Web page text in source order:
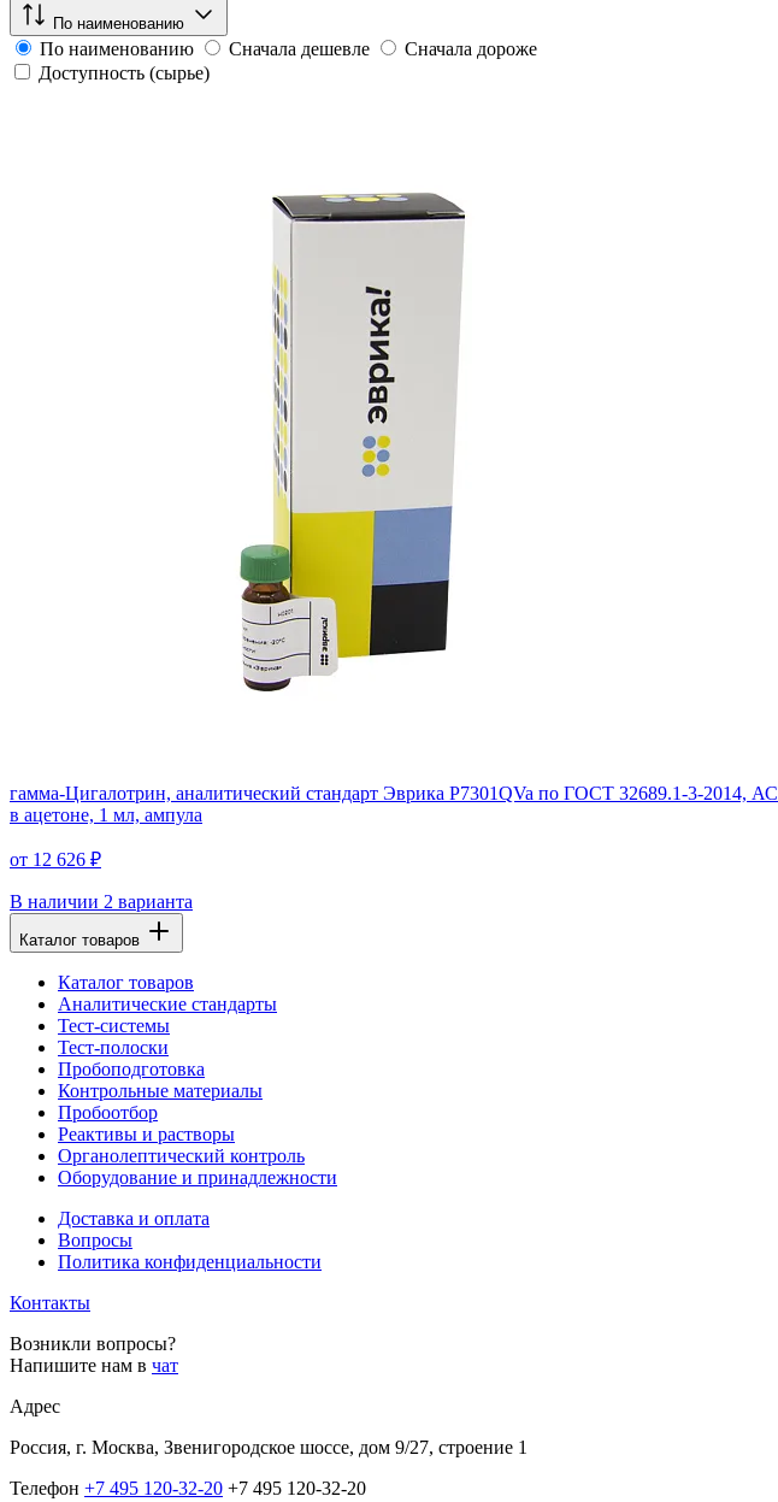
По наименованию
По наименованию Сначала дешевле
Сначала дороже
Доступность (сырье)
гамма-Цигалотрин, аналитический стандарт Эврика P7301QVa по ГОСТ 32689.1-3-
в ацетоне, 1 мл, ампула
от 12 626 ₽
В наличии 2 варианта
Каталог товаров
Каталог товаров
Аналитические стандарты
Тест-системы
Тест-полоски
Пробоподготовка
Контрольные материалы
Пробоотбор
Реактивы и растворы
Органолептический контроль
Оборудование и принадлежности
Доставка и оплата
Вопросы
Политика конфиденциальности
Контакты
Возникли вопросы?
Напишите нам в чат
Адрес
Россия, г. Москва, Звенигородское шоссе, дом 9/27, строение 1
Телефон +7 495 120-32-20 +7 495 120-32-20